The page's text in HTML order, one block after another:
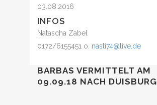
03.08.2016
INFOS
Natascha Zabel
0172/6155451 o. nasti74@live.de
BARBAS VERMITTELT AM
09.09.18 NACH DUISBURG